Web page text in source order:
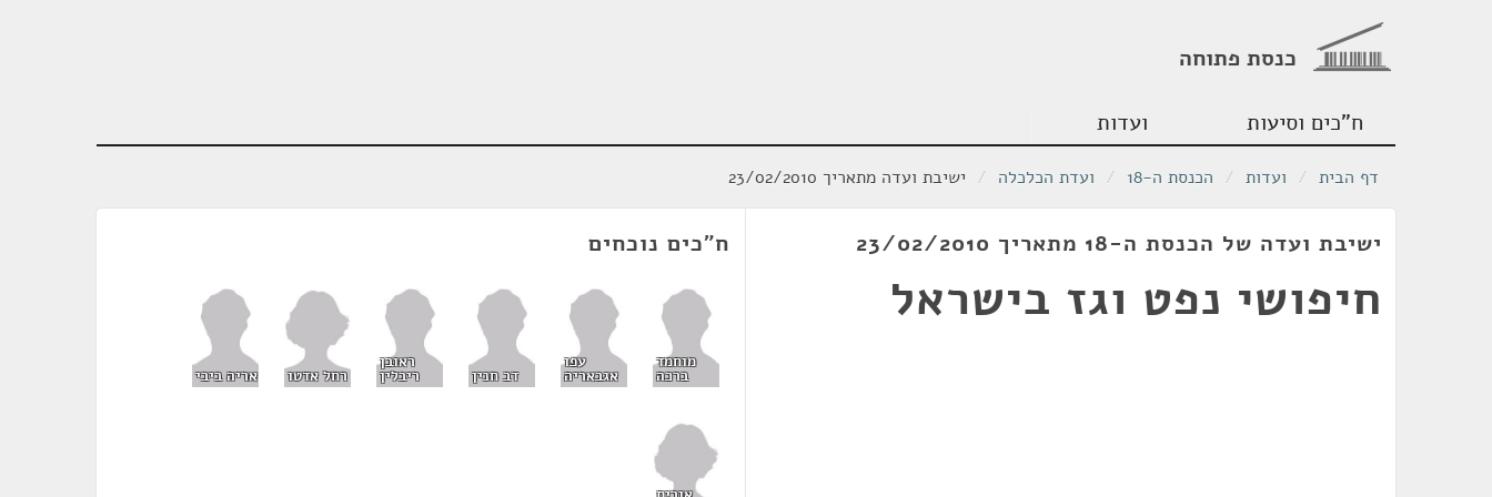
כנסת פתוחה
ח"כים וסיעות ועדות
דף הבית / ועדות / הכנסת ה-18 / ועדת הכלכלה / ישיבת ועדה מתאריך 23/02/2010
ישיבת ועדה של הכנסת ה-18 מתאריך 23/02/2010
חיפושי נפט וגז בישראל
ח"כים נוכחים
מוחמד
ברכה
עפו
אגבאריה דב חנין
ראובן
ריבלין רחל אדטו אריה ביבי